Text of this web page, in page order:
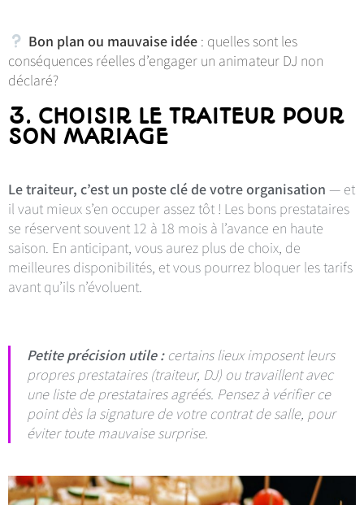
Bon plan ou mauvaise idée: quelles sont les
conséquences réelles d’engager un animateur DJ non
déclaré?
3. CHOISIR LE TRAITEUR POUR
SON MARIAGE
Le traiteur, c’est un poste clé de votre organisation — et
il vaut mieux s’en occuper assez tôt ! Les bons prestataires
se réservent souvent 12 à 18 mois à l’avance en haute
saison. En anticipant, vous aurez plus de choix, de
meilleures disponibilités, et vous pourrez bloquer les tarifs
avant qu’ils n’évoluent.
Petite précision utile :certains lieux imposent leurs
propres prestataires (traiteur, DJ) ou travaillent avec
une liste de prestataires agréés. Pensez à vérifier ce
point dès la signature de votre contrat de salle, pour
éviter toute mauvaise surprise.